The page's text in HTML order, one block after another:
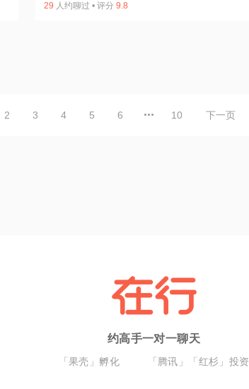
29 人约聊过 • 评分 9.8
2 3 4 5 6 10 下一页
约高手一对一聊天
「果壳」孵化 「腾讯」「红杉」投资